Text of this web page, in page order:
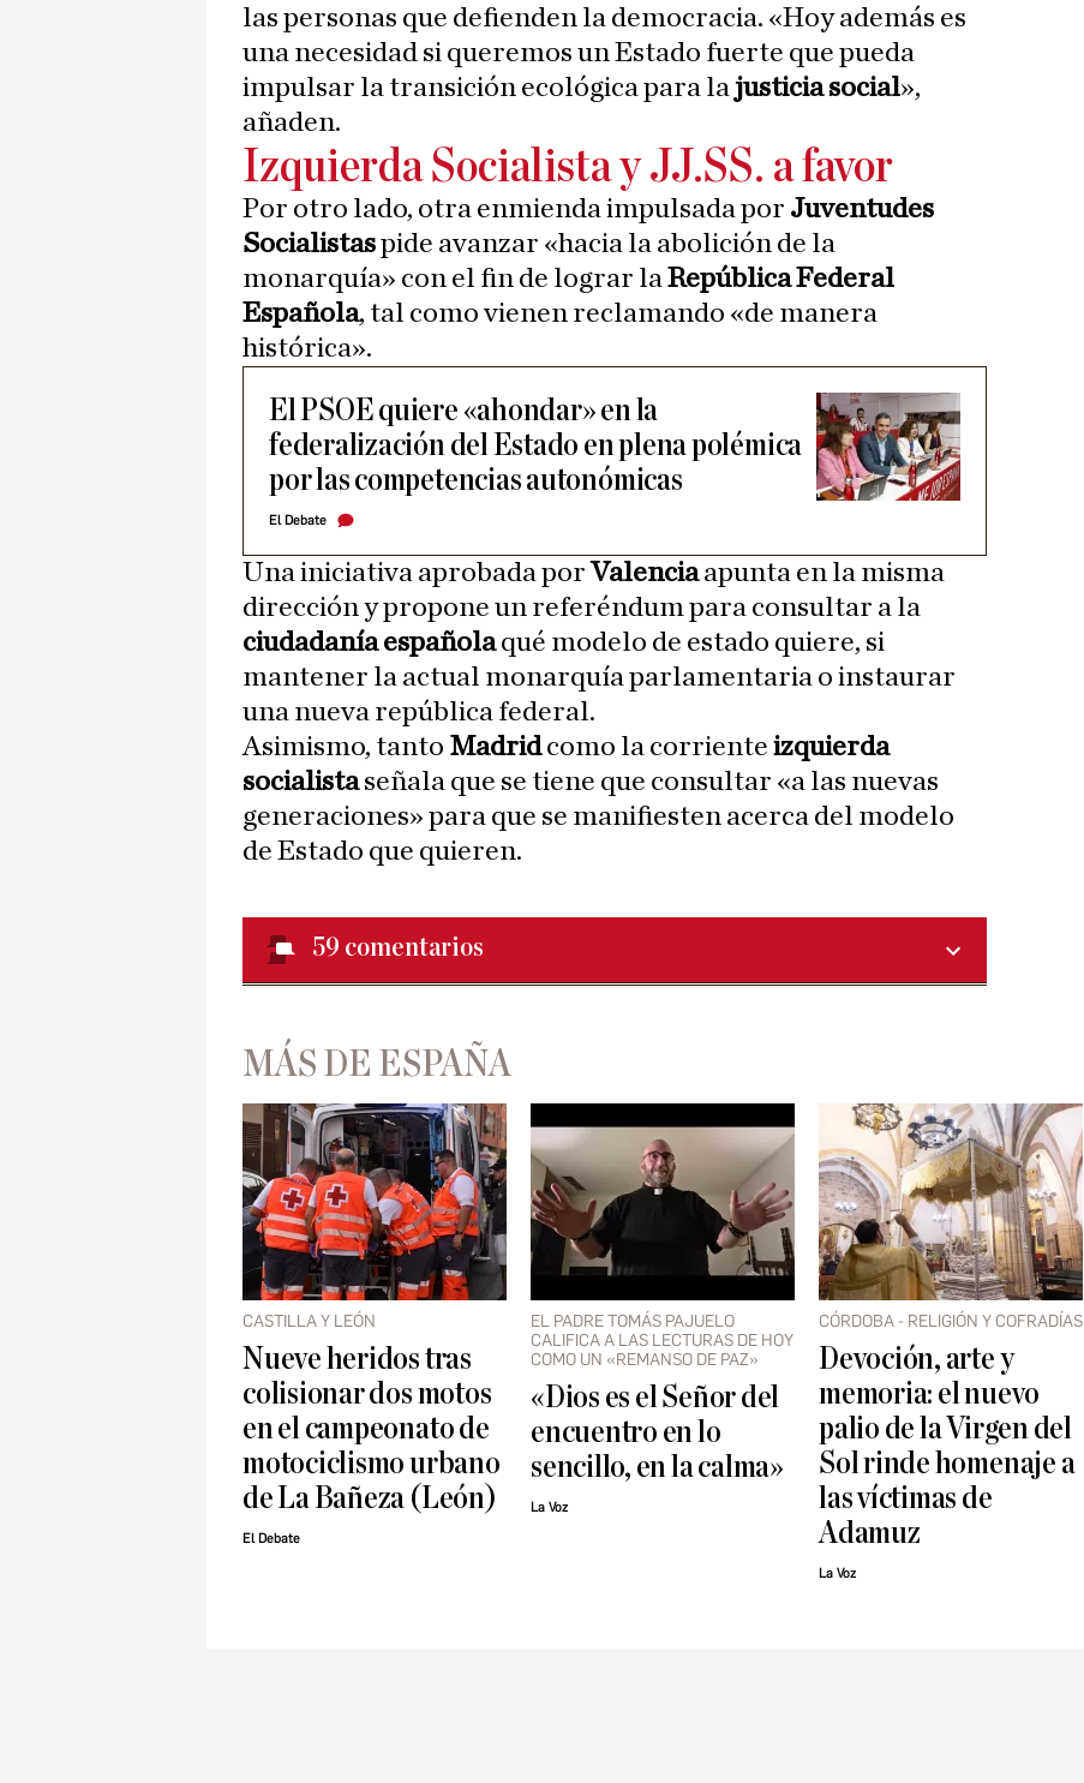
las personas que defienden la democracia. «Hoy además es
una necesidad si queremos un Estado fuerte que pueda
impulsar la transición ecológica para la justicia social»,
añaden.
Izquierda Socialista y JJ.SS. a favor
Por otro lado, otra enmienda impulsada por Juventudes
Socialistaspide avanzar «hacia la abolición de la
monarquía» con el fin de lograr laRepública Federal
Española, tal como vienen reclamando «de manera
histórica».
El PSOE quiere «ahondar» en la
federalización del Estado en plena polémica
por las competencias autonómicas
El Debate
Una iniciativa aprobada porValenciaapunta en la misma
dirección y propone un referéndum para consultar a la
ciudadanía españolaqué modelo de estado quiere, si
mantener la actual monarquía parlamentaria o instaurar
una nueva república federal.
Asimismo, tanto Madridcomo la corriente izquierda
socialistaseñala que se tiene que consultar «a las nuevas
generaciones» para que se manifiesten acerca del modelo
de Estado que quieren.
59 comentarios
MÁS DE ESPAÑA
CASTILLA Y LEÓN
Nueve heridos tras
colisionar dos motos
en el campeonato de
motociclismo urbano
de La Bañeza (León)
El Debate
EL PADRE TOMÁS PAJUELO
CALIFICA A LAS LECTURAS DE HOY
COMO UN «REMANSO DE PAZ»
«Dios es el Señor del
encuentro en lo
sencillo, en la calma»
La Voz
CÓRDOBA - RELIGIÓN Y COFRADÍAS
Devoción, arte y
memoria: el nuevo
palio de la Virgen del
Sol rinde homenaje a
las víctimas de
Adamuz
La Voz